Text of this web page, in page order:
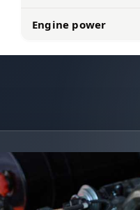
Engine power